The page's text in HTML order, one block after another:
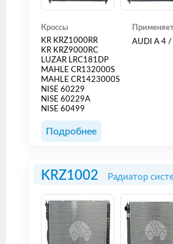
Кроссы
KR KRZ1000RR
KR KRZ9000RC
LUZAR LRC181DP
MAHLE CR132000S
MAHLE CR1423000S
NISE 60229
NISE 60229A
NISE 60499
AUDI A 4 /
Подробнее
KRZ1002 Радиатор